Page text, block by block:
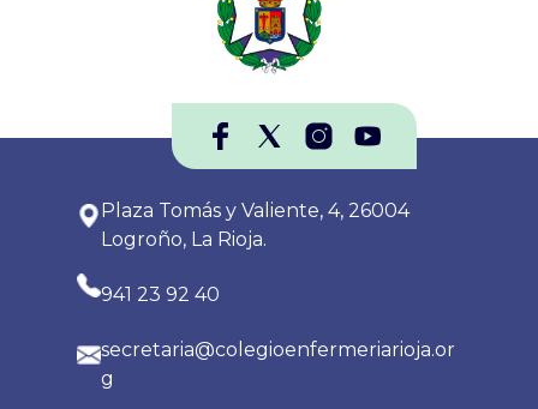
Plaza Tomás y Valiente, 4, 26004
Logroño, La Rioja.
941 23 92 40
secretaria@colegioenfermeriarioja.or
g